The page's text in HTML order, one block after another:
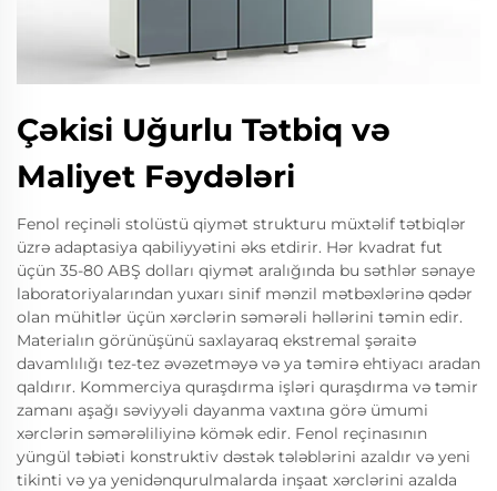
Çəkisi Uğurlu Tətbiq və
Maliyet Fəydələri
Fenol reçinəli stolüstü qiymət strukturu müxtəlif tətbiqlər
üzrə adaptasiya qabiliyyətini əks etdirir. Hər kvadrat fut
üçün 35-80 ABŞ dolları qiymət aralığında bu səthlər sənaye
laboratoriyalarından yuxarı sinif mənzil mətbəxlərinə qədər
olan mühitlər üçün xərclərin səmərəli həllərini təmin edir.
Materialın görünüşünü saxlayaraq ekstremal şəraitə
davamlılığı tez-tez əvəzetməyə və ya təmirə ehtiyacı aradan
qaldırır. Kommerciya quraşdırma işləri quraşdırma və təmir
zamanı aşağı səviyyəli dayanma vaxtına görə ümumi
xərclərin səmərəliliyinə kömək edir. Fenol reçinasının
yüngül təbiəti konstruktiv dəstək tələblərini azaldır və yeni
tikinti və ya yenidənqurulmalarda inşaat xərclərini azalda